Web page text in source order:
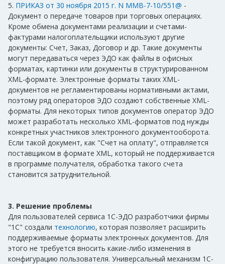
5. ПРИКАЗ от 30 ноября 2015 г. N ММВ-7-10/551@ -
Документ о передаче товаров при торговых операциях.
Кроме обмена документами реализации и счетами-
фактурами налогоплательщики используют другие
документы: Счет, Заказ, Договор и др. Такие документы
могут передаваться через ЭДО как файлы в офисных
форматах, картинки или документы в структурированном
XML-формате. Электронные форматы таких XML-
документов не регламентированы нормативными актами,
поэтому ряд операторов ЭДО создают собственные XML-
форматы. Для некоторых типов документов оператор ЭДО
может разработать несколько XML-форматов под нужды
конкретных участников электронного документооборота.
Если такой документ, как "Счет на оплату", отправляется
поставщиком в формате XML, который не поддерживается
в программе получателя, обработка такого счета
становится затруднительной.
3. Решение проблемы
Для пользователей сервиса 1С-ЭДО разработчики фирмы
"1С" создали технологию, которая позволяет расширить
поддерживаемые форматы электронных документов. Для
этого не требуется вносить какие-либо изменения в
конфигурацию пользователя. Универсальный механизм 1С-